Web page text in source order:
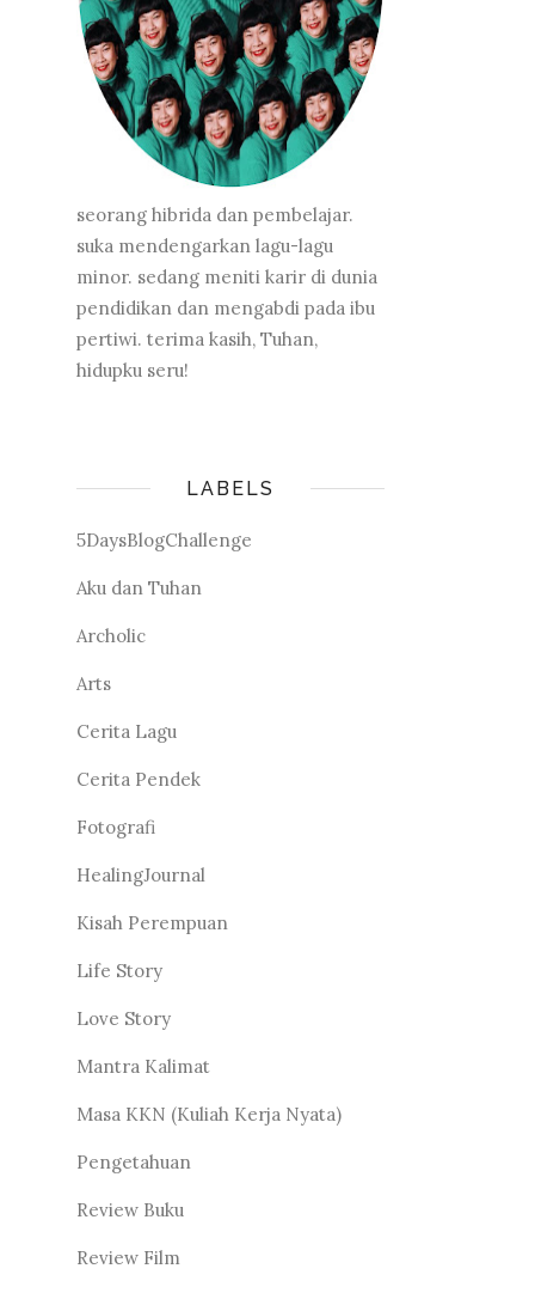
seorang hibrida dan pembelajar.
suka mendengarkan lagu-lagu
minor. sedang meniti karir di dunia
pendidikan dan mengabdi pada ibu
pertiwi. terima kasih, Tuhan,
hidupku seru!
LABELS
5DaysBlogChallenge
Aku dan Tuhan
Archolic
Arts
Cerita Lagu
Cerita Pendek
Fotografi
HealingJournal
Kisah Perempuan
Life Story
Love Story
Mantra Kalimat
Masa KKN (Kuliah Kerja Nyata)
Pengetahuan
Review Buku
Review Film